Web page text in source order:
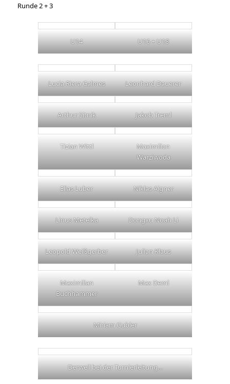
Runde 2 + 3
U14 U16 + U18
Lucia Riera Galmes Leonhard Dauerer
Arthur Sitnik Jakob Treml
Tizian Wittl
Maximilian
Warziwoda
Elias Luber Niklas Aigner
Linus Metelka Dongxu Noah Li
Leopold Weißgerber Julian Klaus
Maximilian
Buchhammer
Max Deml
Miriam Gubler
Derweil bei der Turnierleitung…